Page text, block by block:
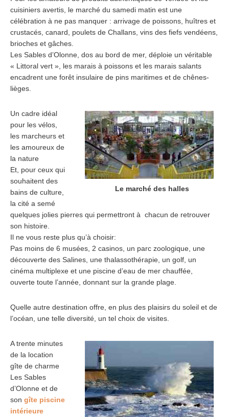
cuisiniers avertis, le marché du samedi matin est une
célébration à ne pas manquer : arrivage de poissons, huîtres et
crustacés, canard, poulets de Challans, vins des fiefs vendéens,
brioches et gâches.
Les Sables d’Olonne, dos au bord de mer, déploie un véritable
« Littoral vert », les marais à poissons et les marais salants
encadrent une forêt insulaire de pins maritimes et de chênes-
lièges.
Le marché des halles
Un cadre idéal
pour les vélos,
les marcheurs et
les amoureux de
la nature
Et, pour ceux qui
souhaitent des
bains de culture,
la cité a semé
quelques jolies pierres qui permettront à chacun de retrouver
son histoire.
Il ne vous reste plus qu’à choisir:
Pas moins de 6 musées, 2 casinos, un parc zoologique, une
découverte des Salines, une thalassothérapie, un golf, un
cinéma multiplexe et une piscine d’eau de mer chauffée,
ouverte toute l’année, donnant sur la grande plage.
Quelle autre destination offre, en plus des plaisirs du soleil et de
l’océan, une telle diversité, un tel choix de visites.
A trente minutes
de la location
gîte de charme
Les Sables
d’Olonne et de
son gîte piscine
intérieure